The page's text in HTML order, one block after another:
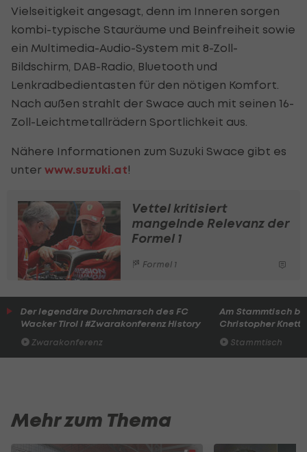
Vielseitigkeit angesagt, denn im Inneren sorgen
kombi-typische Stauräume und Beinfreiheit sowie
ein Multimedia-Audio-System mit 8-Zoll-
Bildschirm, DAB-Radio, Bluetooth und
Lenkradbedientasten für den nötigen Komfort.
Nach außen strahlt der Swace auch mit seinen 16-
Zoll-Leichtmetallrädern Sportlichkeit aus.
Nähere Informationen zum Suzuki Swace gibt es
unter www.suzuki.at!
Vettel kritisiert
mangelnde Relevanz der
Formel 1
Formel 1
Der legendäre Durchmarsch des FC
Wacker Tirol I #Zwarakonferenz History
Zwarakonferenz
Am Stammtisch
Christopher Knett
Stammtisch
Mehr zum Thema